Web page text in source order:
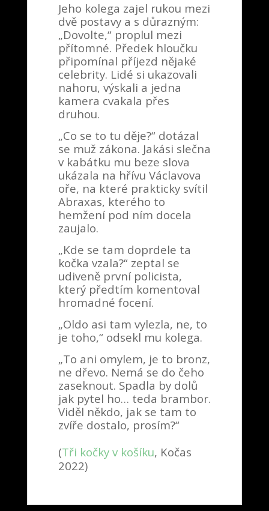
Jeho kolega zajel rukou mezi
dvě postavy a s důrazným:
„Dovolte,“ proplul mezi
přítomné. Předek hloučku
připomínal příjezd nějaké
celebrity. Lidé si ukazovali
nahoru, výskali a jedna
kamera cvakala přes
druhou.
„Co se to tu děje?“ dotázal
se muž zákona. Jakási slečna
v kabátku mu beze slova
ukázala na hřívu Václavova
oře, na které prakticky svítil
Abraxas, kterého to
hemžení pod ním docela
zaujalo.
„Kde se tam doprdele ta
kočka vzala?“ zeptal se
udiveně první policista,
který předtím komentoval
hromadné focení.
„Oldo asi tam vylezla, ne, to
je toho,“ odsekl mu kolega.
„To ani omylem, je to bronz,
ne dřevo. Nemá se do čeho
zaseknout. Spadla by dolů
jak pytel ho… teda brambor.
Viděl někdo, jak se tam to
zvíře dostalo, prosím?“
(Tři kočky v košíku, Kočas
2022)